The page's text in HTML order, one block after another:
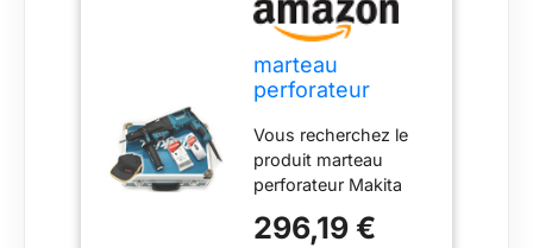
marteau
perforateur
HR2631FT13,
SDS-Plus, 800W
Vous recherchez le
produit marteau
perforateur Makita
Plus, 800W,
296,19 €